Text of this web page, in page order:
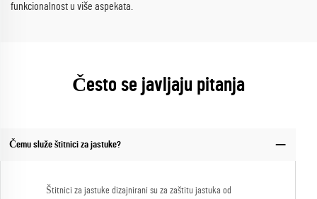
funkcionalnost u više aspekata.
Često se javljaju pitanja
Čemu služe štitnici za jastuke?
Štitnici za jastuke dizajnirani su za zaštitu jastuka od